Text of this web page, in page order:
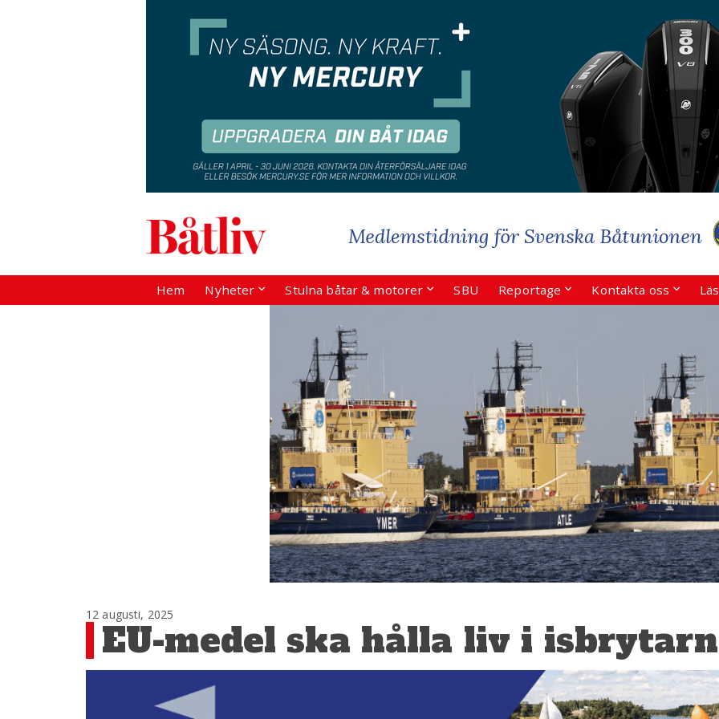
Hem Nyheter Stulna båtar & motorer SBU Reportage Kontakta oss
12 augusti, 2025
EU-medel ska hålla liv i